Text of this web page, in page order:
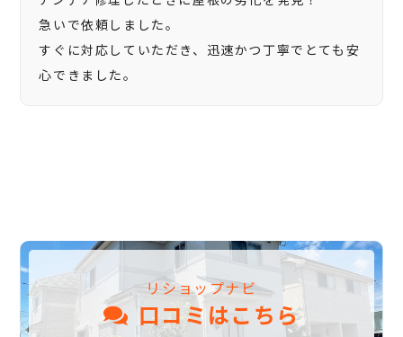
急いで依頼しました。
すぐに対応していただき、迅速かつ丁寧でとても安
心できました。
リショップナビ
口コミはこちら